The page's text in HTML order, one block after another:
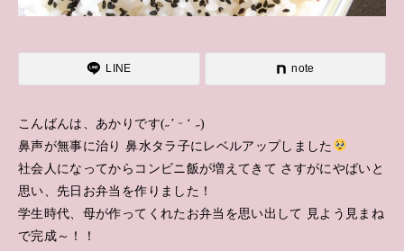
LINE note
こんばんは、あかりです(˶’ ᵕ ‘ ˶)
鼻声が無事に治り 鼻水タラ子にレベルアップしました
社会人になってからコンビニ飯が増えてきて さすがにやばいと
思い、先日お弁当を作りました！
学生時代、母が作ってくれたお弁当を思い出して 見よう見まね
で完成～！！